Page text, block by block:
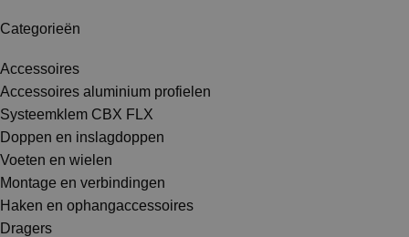
Categorieën
Accessoires
Accessoires aluminium profielen
Systeemklem CBX FLX
Doppen en inslagdoppen
Voeten en wielen
Montage en verbindingen
Haken en ophangaccessoires
Dragers